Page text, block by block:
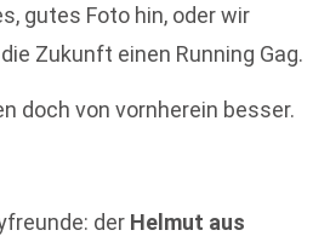
gutes Foto hin, oder wir
Zukunft einen Running Gag.
doch von vornherein besser.
der Helmut aus